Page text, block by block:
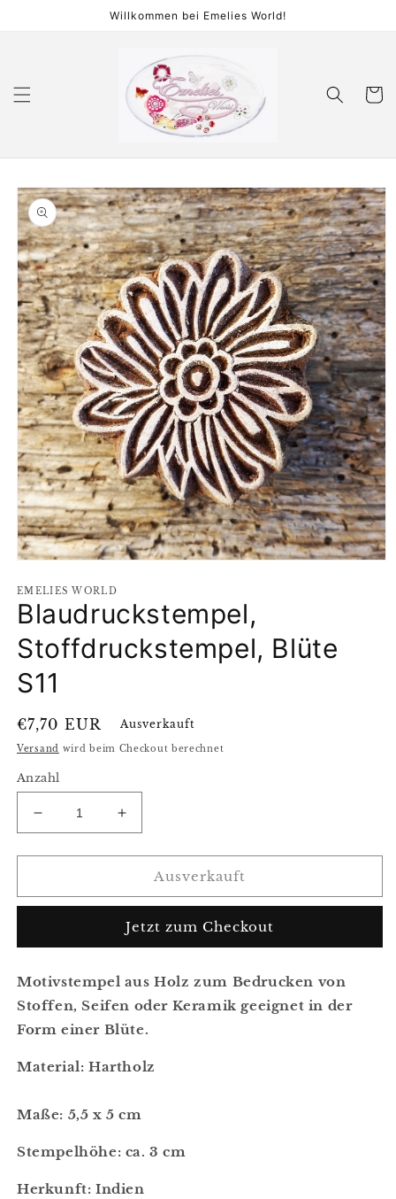
Willkommen bei Emelies World!
in
Modal
öffnen
EMELIES WORLD
Blaudruckstempel,
Stoffdruckstempel, Blüte
S11
Normaler
Preis
€7,70 EUR Ausverkauft
Versand wird beim Checkout berechnet
Anzahl
Verringere
die
Menge
Blaudruckstempel,
S11
Erhöhe
die
Menge
Blaudruckstempel,
Blüte
S11
Ausverkauft
Jetzt zum Checkout
Motivstempel aus Holz zum Bedrucken von
Stoffen, Seifen oder Keramik geeignet in der
Form einer Blüte.
Material: Hartholz
Maße: 5,5 x 5 cm
Stempelhöhe: ca. 3 cm
Herkunft: Indien